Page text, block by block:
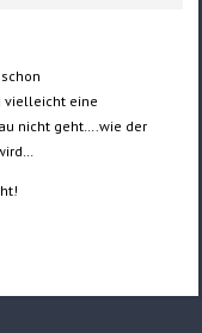
vielleicht eine
nicht geht….wie der